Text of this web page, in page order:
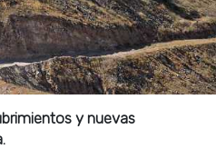
y nuevas